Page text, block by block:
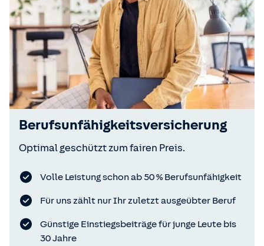
Berufsunfähigkeitsversicherung
Optimal geschützt zum fairen Preis.
Volle Leistung schon ab 50 % Berufsunfähigkeit
Für uns zählt nur Ihr zuletzt ausgeübter Beruf
Günstige Einstiegsbeiträge für junge Leute bis
30 Jahre